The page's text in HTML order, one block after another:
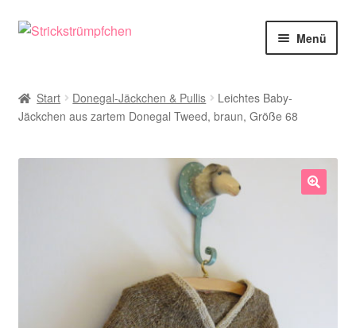
Zur
Zum
Menü
Babysöckchen
Donegal-Jäckchen & Pullis
Über Strickstrümpfchen
Start Donegal-Jäckchen & Pullis
Leichtes Baby-
Jäckchen aus zartem Donegal Tweed, braun, Größe 68